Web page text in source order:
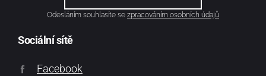
Odesláním souhlasíte se zpracováním osobních údajů
Sociální sítě
Facebook